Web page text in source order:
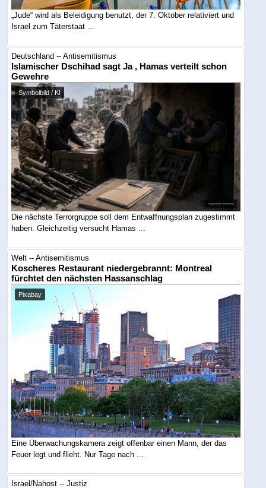
„Jude“ wird als Beleidigung benutzt, der 7. Oktober relativiert und
Israel zum Täterstaat ...
Deutschland -- Antisemitismus
Islamischer Dschihad sagt Ja , Hamas verteilt schon
Gewehre
Symbolbild / KI
Die nächste Terrorgruppe soll dem Entwaffnungsplan zugestimmt
haben. Gleichzeitig versucht Hamas ...
Welt -- Antisemitismus
Koscheres Restaurant niedergebrannt: Montreal
fürchtet den nächsten Hassanschlag
Pixabay
Eine Überwachungskamera zeigt offenbar einen Mann, der das
Feuer legt und flieht. Nur Tage nach ...
Israel/Nahost -- Justiz